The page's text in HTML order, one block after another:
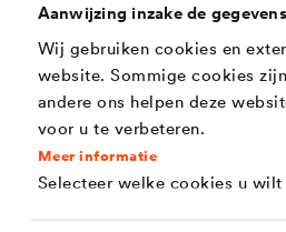
Aanwijzing inzake de
Wij gebruiken cookies en
website. Sommige cookies
andere ons helpen deze
voor u te verbeteren.
Meer informatie
Selecteer welke cookies u wilt
- uitstekend vul- en
- uitstekende vloei
- zeer goed schuurbaar
- hoge stabiliteit / geen
- zeer goede